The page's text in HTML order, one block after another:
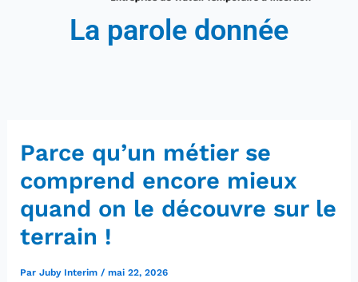
La parole donnée
Parce qu’un métier se
comprend encore mieux
quand on le découvre sur le
terrain !
Par Juby Interim / mai 22, 2026